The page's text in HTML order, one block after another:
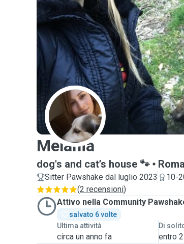
M
Melania
dog's and cat’s house 🐾 Roma
Sitter Pawshake dal luglio 2023
10-
(2 recensioni)
Attivo nella Community
salvato 6 volte
Ultima attività
circa un anno fa
Di
entro